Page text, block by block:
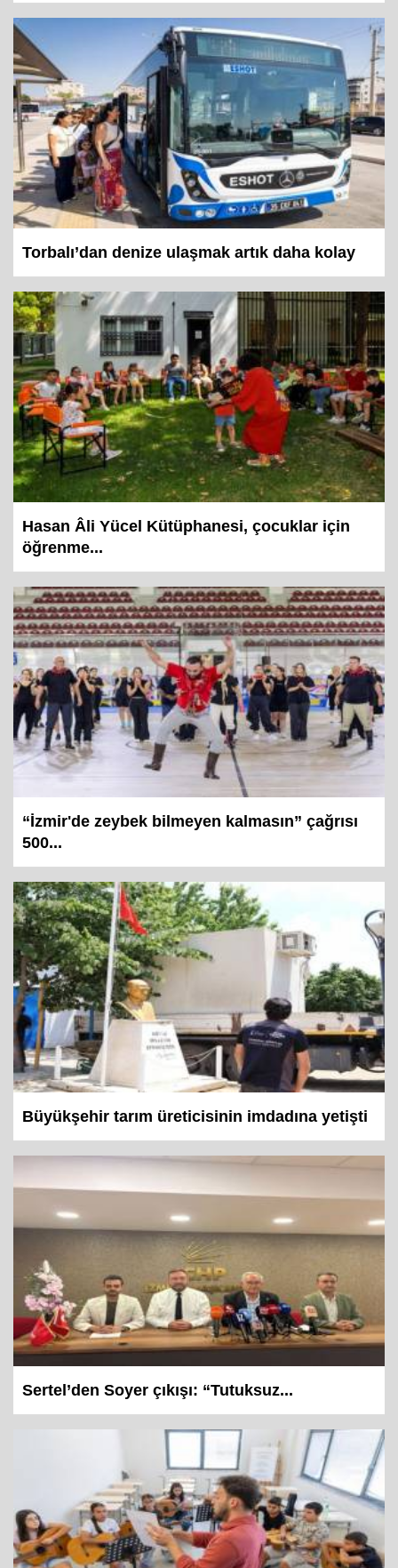
Torbalı’dan denize ulaşmak artık daha kolay
Hasan Âli Yücel Kütüphanesi, çocuklar için
öğrenme...
“İzmir'de zeybek bilmeyen kalmasın” çağrısı
500...
Büyükşehir tarım üreticisinin imdadına yetişti
Sertel’den Soyer çıkışı: “Tutuksuz...